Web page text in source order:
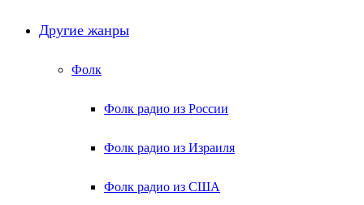
Другие жанры
Фолк
Фолк радио из России
Фолк радио из Израиля
Фолк радио из США